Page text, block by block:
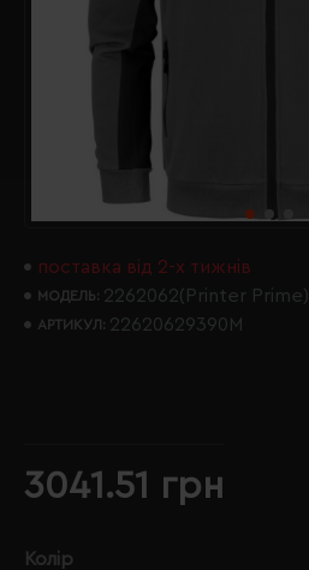
поставка від 2-х тижнів
МОДЕЛЬ: 2262062(Printer Prime)
АРТИКУЛ: 22620629390M
3041.51 грн
Колір